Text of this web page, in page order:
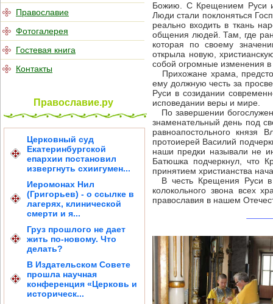
Православие
Фотогалерея
Гостевая книга
Контакты
Православие.ру
Церковный суд
Екатеринбургской
епархии постановил
извергнуть схиигумен...
Иеромонах Нил
(Григорьев) - о ссылке в
лагерях, клинической
смерти и я...
Груз прошлого не дает
жить по-новому. Что
делать?
В Издательском Совете
прошла научная
конференция «Церковь и
историческ...
Божию. С Крещением Руси
Люди стали поклоняться
реально входить в ткань
общения людей. Там, где
которая по своему
открыла новую,
собой огромные изменения
Прихожане храма,
ему должную честь за
Руси в созидании
исповедании веры и мире.
По завершении
знаменательный день под
равноапостольного князя
протоиерей Василий
наши предки называли не
Батюшка подчеркнул, что
принятием христианства
В честь Крещения Руси в
колокольного звона всех
православия в нашем